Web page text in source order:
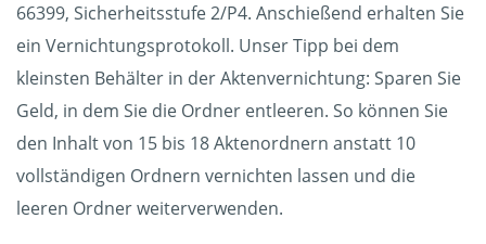
66399, Sicherheitsstufe 2/P4. Anschießend erhalten Sie
ein Vernichtungsprotokoll. Unser Tipp bei dem
kleinsten Behälter in der Aktenvernichtung: Sparen Sie
Geld, in dem Sie die Ordner entleeren. So können Sie
den Inhalt von 15 bis 18 Aktenordnern anstatt 10
vollständigen Ordnern vernichten lassen und die
leeren Ordner weiterverwenden.